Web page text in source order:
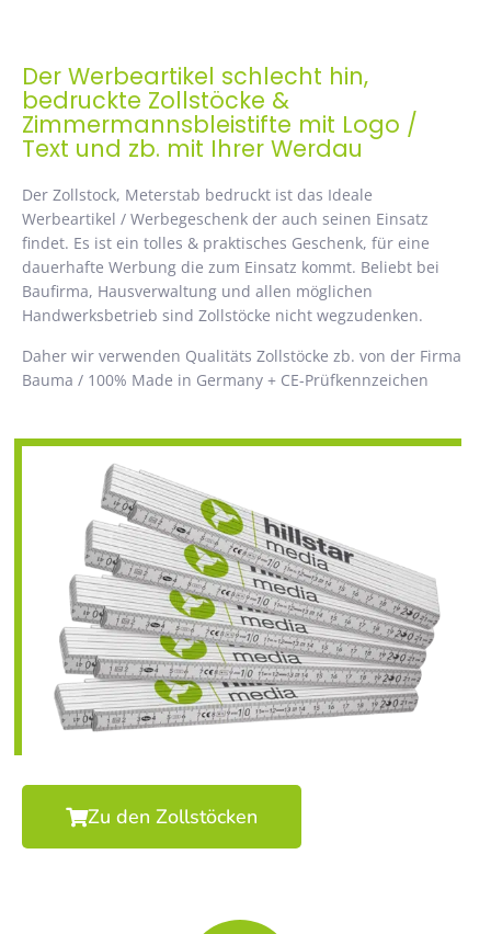
Der Werbeartikel schlecht hin,
bedruckte Zollstöcke &
Zimmermannsbleistifte mit Logo /
Text und zb. mit Ihrer Werdau
Der Zollstock, Meterstab bedruckt ist das Ideale
Werbeartikel / Werbegeschenk der auch seinen Einsatz
findet. Es ist ein tolles & praktisches Geschenk, für eine
dauerhafte Werbung die zum Einsatz kommt. Beliebt bei
Baufirma, Hausverwaltung und allen möglichen
Handwerksbetrieb sind Zollstöcke nicht wegzudenken.
Daher wir verwenden Qualitäts Zollstöcke zb. von der Firma
Bauma / 100% Made in Germany + CE-Prüfkennzeichen
Zu den Zollstöcken